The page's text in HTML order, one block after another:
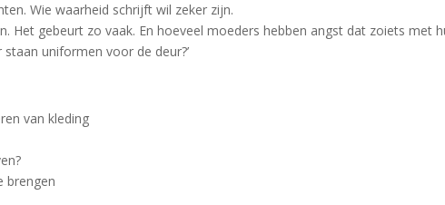
Wie waarheid schrijft wil zeker zijn.
Het gebeurt zo vaak. En hoeveel moeders hebben angst dat zoiets met
uniformen voor de deur?’
van kleding
brengen